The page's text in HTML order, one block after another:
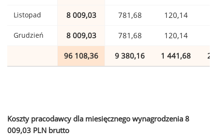
Listopad 8 009,03 781,68 120,14
Grudzień 8 009,03 781,68 120,14
96 108,36 9 380,16 1 441,68 2
Koszty pracodawcy dla miesięcznego wynagrodzenia 8
009,03 PLN brutto